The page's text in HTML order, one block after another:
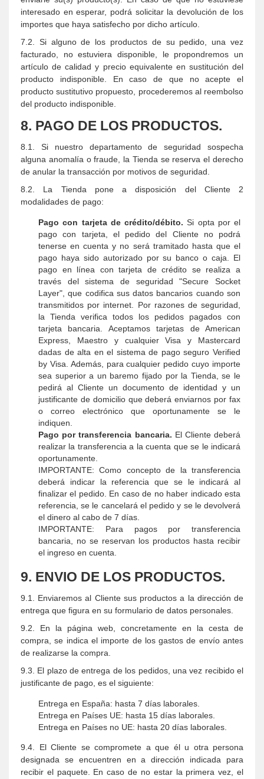
interesado en esperar, podrá solicitar la devolución de los
importes que haya satisfecho por dicho artículo.
7.2. Si alguno de los productos de su pedido, una vez
facturado, no estuviera disponible, le propondremos un
artículo de calidad y precio equivalente en sustitución del
producto indisponible. En caso de que no acepte el
producto sustitutivo propuesto, procederemos al reembolso
del producto indisponible.
8. PAGO DE LOS PRODUCTOS.
8.1. Si nuestro departamento de seguridad sospecha
alguna anomalía o fraude, la Tienda se reserva el derecho
de anular la transacción por motivos de seguridad.
8.2. La Tienda pone a disposición del Cliente 2
modalidades de pago:
Pago con tarjeta de crédito/débito.Si opta por el
pago con tarjeta, el pedido del Cliente no podrá
tenerse en cuenta y no será tramitado hasta que el
pago haya sido autorizado por su banco o caja. El
pago en línea con tarjeta de crédito se realiza a
través del sistema de seguridad "Secure Socket
Layer", que codifica sus datos bancarios cuando son
transmitidos por internet. Por razones de seguridad,
la Tienda verifica todos los pedidos pagados con
tarjeta bancaria. Aceptamos tarjetas de American
Express, Maestro y cualquier Visa y Mastercard
dadas de alta en el sistema de pago seguro Verified
by Visa. Además, para cualquier pedido cuyo importe
sea superior a un baremo fijado por la Tienda, se le
pedirá al Cliente un documento de identidad y un
justificante de domicilio que deberá enviarnos por fax
o correo electrónico que oportunamente se le
indiquen.
Pago por transferencia bancaria. El Cliente deberá
realizar la transferencia a la cuenta que se le indicará
oportunamente.
IMPORTANTE: Como concepto de la transferencia
deberá indicar la referencia que se le indicará al
finalizar el pedido. En caso de no haber indicado esta
referencia, se le cancelará el pedido y se le devolverá
el dinero al cabo de 7 días.
IMPORTANTE: Para pagos por transferencia
bancaria, no se reservan los productos hasta recibir
el ingreso en cuenta.
9. ENVIO DE LOS PRODUCTOS.
9.1. Enviaremos al Cliente sus productos a la dirección de
entrega que figura en su formulario de datos personales.
9.2. En la página web, concretamente en la cesta de
compra, se indica el importe de los gastos de envío antes
de realizarse la compra.
9.3. El plazo de entrega de los pedidos, una vez recibido el
justificante de pago, es el siguiente:
Entrega en España: hasta 7 días laborales.
Entrega en Países UE: hasta 15 días laborales.
Entrega en Países no UE: hasta 20 días laborales.
9.4. El Cliente se compromete a que él u otra persona
designada se encuentren en a dirección indicada para
recibir el paquete. En caso de no estar la primera vez, el